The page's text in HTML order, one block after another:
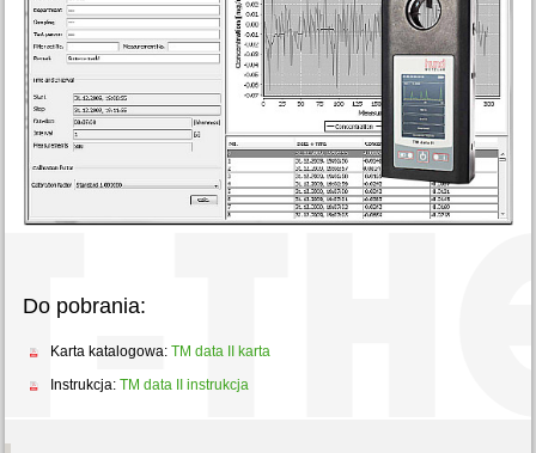
Do pobrania:
Karta katalogowa:TM data II karta
Instrukcja:TM data II instrukcja